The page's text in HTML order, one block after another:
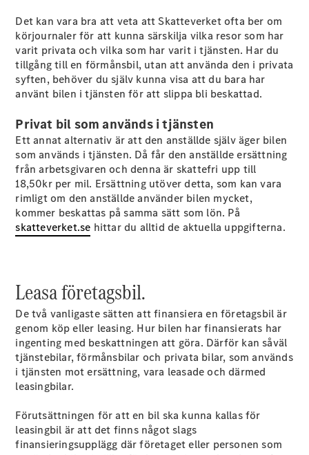
Alla Citan
Citan
Skåpbil
Tourer
Konfigurator
Hitta din
återförsäljare
Campingbilar
Alla
Familjebilar
Marco Polo
Horizon
Marco Polo
Konfigurator
Hitta din
återförsäljare
eSprinter
Det kan vara bra att veta att Skatteverket ofta ber om
körjournaler för att kunna särskilja vilka resor som har
varit privata och vilka som har varit i tjänsten. Har du
tillgång till en förmånsbil, utan att använda den i privata
syften, behöver du själv kunna visa att du bara har
använt bilen i tjänsten för att slippa bli beskattad.
Privat bil som används i tjänsten
Ett annat alternativ är att den anställde själv äger bilen
som används i tjänsten. Då får den anställde ersättning
från arbetsgivaren och denna är skattefri upp till
18,50kr per mil. Ersättning utöver detta, som kan vara
rimligt om den anställde använder bilen mycket,
kommer beskattas på samma sätt som lön. På
skatteverket.se hittar du alltid de aktuella uppgifterna.
Leasa företagsbil.
De två vanligaste sätten att finansiera en företagsbil är
genom köp eller leasing. Hur bilen har finansierats har
ingenting med beskattningen att göra. Därför kan såväl
tjänstebilar, förmånsbilar och privata bilar, som används
i tjänsten mot ersättning, vara leasade och därmed
leasingbilar.
Förutsättningen för att en bil ska kunna kallas för
leasingbil är att det finns något slags
finansieringsupplägg där företaget eller personen som